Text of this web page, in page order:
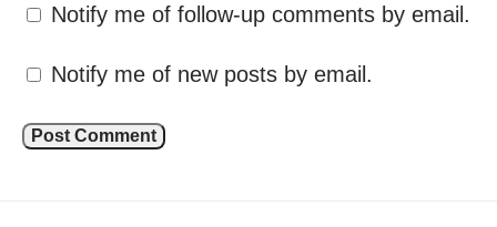
Notify me of follow-up comments by email.
Notify me of new posts by email.